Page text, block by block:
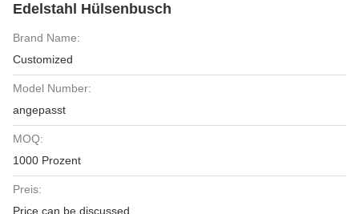
Edelstahl Hülsenbusch
Brand Name:
Customized
Model Number:
angepasst
MOQ:
1000 Prozent
Preis:
Price can be discussed